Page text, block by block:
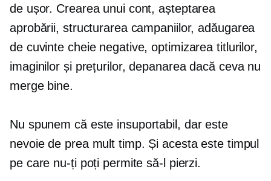
de ușor. Crearea unui cont, așteptarea
aprobării, structurarea campaniilor, adăugarea
de cuvinte cheie negative, optimizarea titlurilor,
imaginilor și prețurilor, depanarea dacă ceva nu
merge bine.
Nu spunem că este insuportabil, dar este
nevoie de prea mult timp. Și acesta este timpul
pe care nu-ți poți permite să-l pierzi.